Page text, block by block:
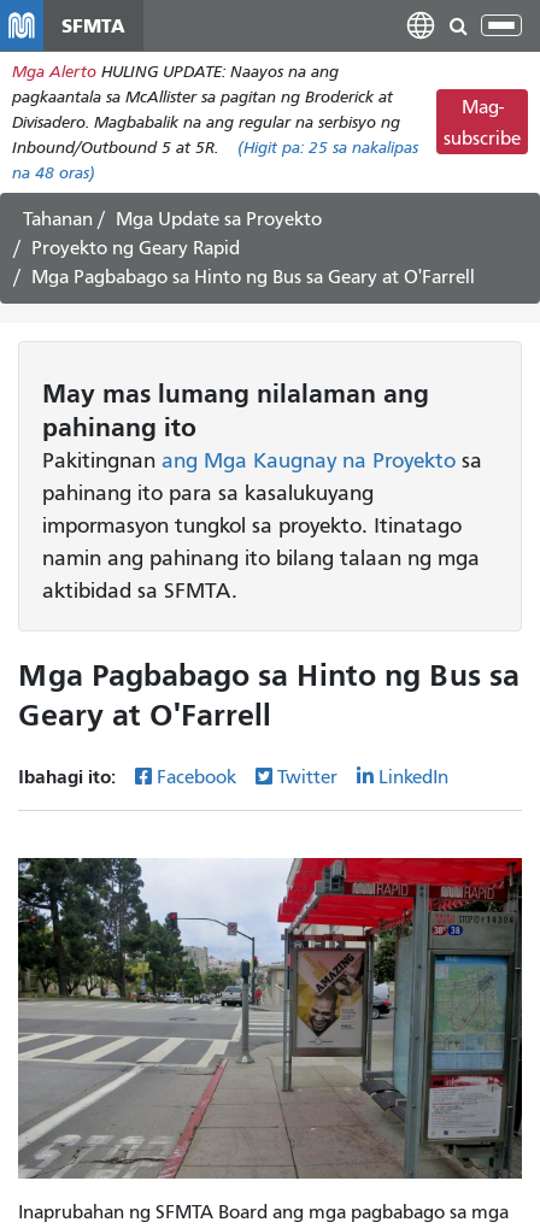
pangunahing
nilalaman
SFMTA
I-
ang
Mga Alerto HULING UPDATE: Naayos na ang
pagkaantala sa McAllister sa pagitan ng Broderick at
Divisadero. Magbabalik na ang regular na serbisyo ng
Inbound/Outbound 5 at 5R.
(Higit pa: 25 sa nakalipas
na 48 oras)
Mag-
subscribe
Tahanan
Mga Update sa Proyekto
Proyekto ng Geary Rapid
Mga Pagbabago sa Hinto ng Bus sa Geary at O'Farrell
May mas lumang nilalaman ang
pahinang ito
Pakitingnan ang Mga Kaugnay na Proyekto sa
pahinang ito para sa kasalukuyang
impormasyon tungkol sa proyekto. Itinatago
namin ang pahinang ito bilang talaan ng mga
aktibidad sa SFMTA.
Mga Pagbabago sa Hinto ng Bus sa
Geary at O'Farrell
Ibahagi ito: Facebook Twitter LinkedIn
Inaprubahan ng SFMTA Board ang mga pagbabago sa mga